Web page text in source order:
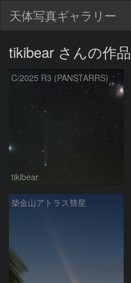
天体写真ギャラリー
tikibear さんの作品
C/2025 R3 (PANSTARRS)
tikibear
柴金山アトラス彗星